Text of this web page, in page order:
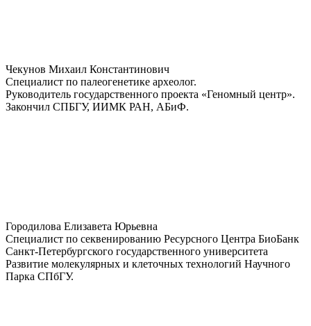
Чекунов Михаил Константинович
Специалист по палеогенетике археолог.
Руководитель государственного проекта «Геномный центр».
Закончил СПБГУ, ИИМК РАН, АБиФ.
Городилова Елизавета Юрьевна
Специалист по секвенированию Ресурсного Центра БиоБанк
Санкт-Петербургского государственного университета
Развитие молекулярных и клеточных технологий Научного
Парка СПбГУ.